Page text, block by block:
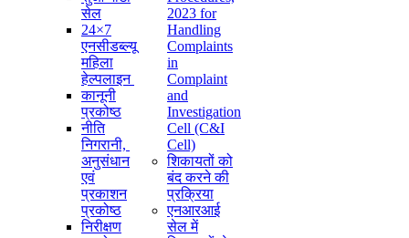
सेल
24×7
एनसीडब्ल्यू
महिला
हेल्पलाइन
कानूनी
प्रकोष्ठ
नीति
निगरानी, ​​
अनुसंधान
एवं
प्रकाशन
प्रकोष्ठ
निरीक्षण
2023 for
Handling
Complaints
in
Complaint
and
Investigation
Cell (C&I
Cell)
शिकायतों को
बंद करने की
प्रक्रिया
एनआरआई
सेल में